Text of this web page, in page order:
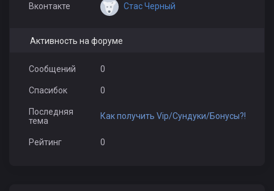
Вконтакте Стас Черный
Активность на форуме
Сообщений 0
Спасибок 0
Последняя
тема
Как получить Vip/Сундуки/Бонусы?!
Рейтинг 0